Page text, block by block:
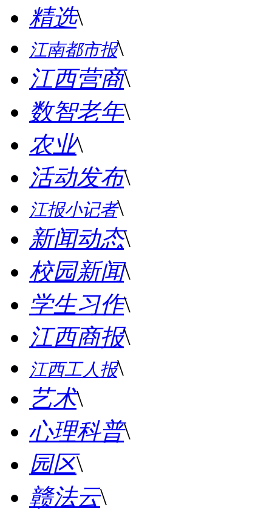
精选\
江南都市报\
江西营商\
数智老年\
农业\
活动发布\
江报小记者\
新闻动态\
校园新闻\
学生习作\
江西商报\
江西工人报\
艺术\
心理科普\
园区\
赣法云\